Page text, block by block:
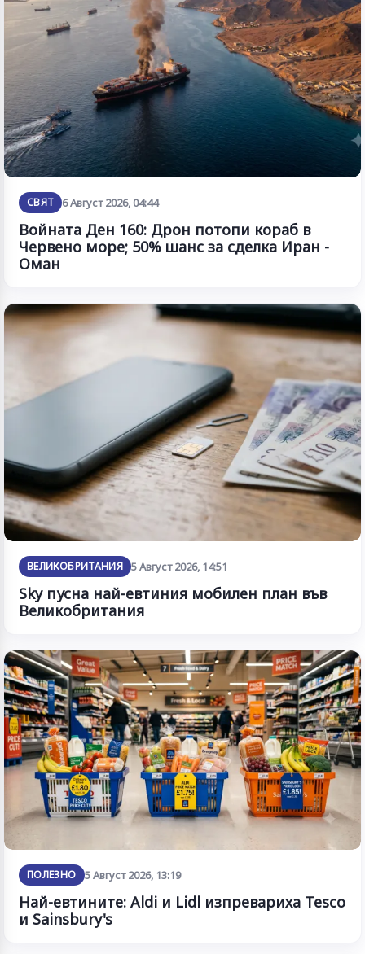
СВЯТ 6 Август 2026, 04:44
Войната Ден 160: Дрон потопи кораб в
Червено море; 50% шанс за сделка Иран -
Оман
ВЕЛИКОБРИТАНИЯ 5 Август 2026, 14:51
Sky пусна най-евтиния мобилен план във
Великобритания
ПОЛЕЗНО 5 Август 2026, 13:19
Най-евтините: Aldi и Lidl изпревариха Tesco
и Sainsbury's